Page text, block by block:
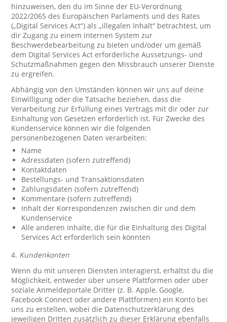
hinzuweisen, den du im Sinne der EU-Verordnung
2022/2065 des Europäischen Parlaments und des Rates
(„Digital Services Act“) als „illegalen Inhalt“ betrachtest, um
dir Zugang zu einem internen System zur
Beschwerdebearbeitung zu bieten und/oder um gemäß
dem Digital Services Act erforderliche Aussetzungs- und
Schutzmaßnahmen gegen den Missbrauch unserer Dienste
zu ergreifen.
Abhängig von den Umständen können wir uns auf deine
Einwilligung oder die Tatsache beziehen, dass die
Verarbeitung zur Erfüllung eines Vertrags mit dir oder zur
Einhaltung von Gesetzen erforderlich ist. Für Zwecke des
Kundenservice können wir die folgenden
personenbezogenen Daten verarbeiten:
Name
Adressdaten (sofern zutreffend)
Kontaktdaten
Bestellungs- und Transaktionsdaten
Zahlungsdaten (sofern zutreffend)
Kommentare (sofern zutreffend)
Inhalt der Korrespondenzen zwischen dir und dem
Kundenservice
Alle anderen Inhalte, die für die Einhaltung des Digital
Services Act erforderlich sein könnten
4. Kundenkonten
Wenn du mit unseren Diensten interagierst, erhältst du die
Möglichkeit, entweder über unsere Plattformen oder über
soziale Anmeldeportale Dritter (z. B. Apple, Google,
Facebook Connect oder andere Plattformen) ein Konto bei
uns zu erstellen, wobei die Datenschutzerklärung des
jeweiligen Dritten zusätzlich zu dieser Erklärung ebenfalls